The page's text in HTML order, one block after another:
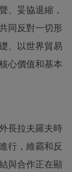
、妥協退縮，
同反對一切形
、以世界貿易
心價值和基本
長拉夫羅夫時
行，維霸和反
與合作正在顯